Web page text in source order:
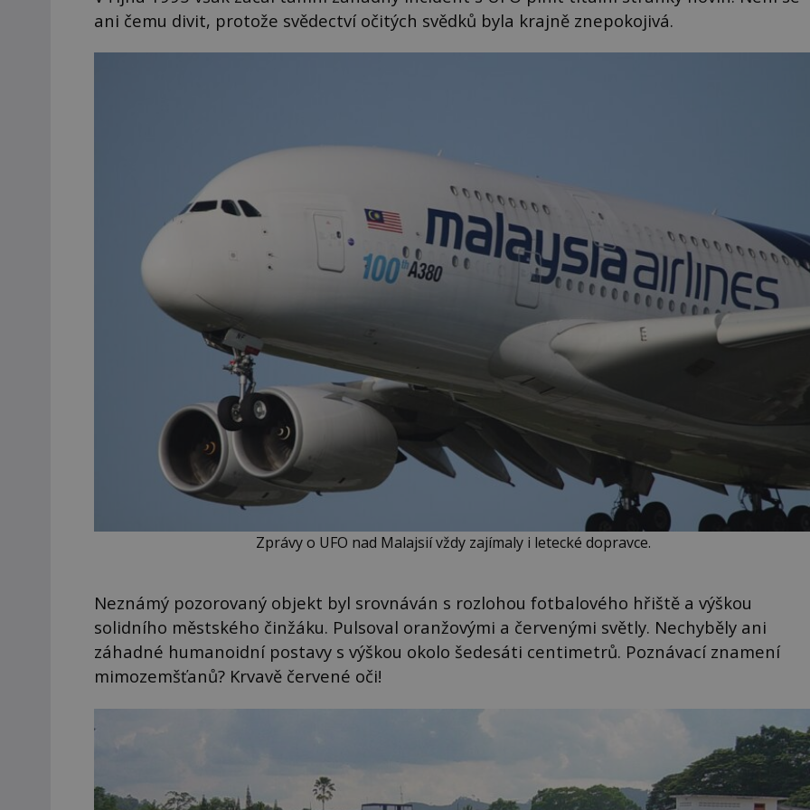
ani čemu divit, protože svědectví očitých svědků byla krajně znepokojivá.
Zprávy o UFO nad Malajsií vždy zajímaly i letecké dopravce.
Neznámý pozorovaný objekt byl srovnáván s rozlohou fotbalového hřiště a výškou
solidního městského činžáku. Pulsoval oranžovými a červenými světly. Nechyběly ani
záhadné humanoidní postavy s výškou okolo šedesáti centimetrů. Poznávací znamení
mimozemšťanů? Krvavě červené oči!